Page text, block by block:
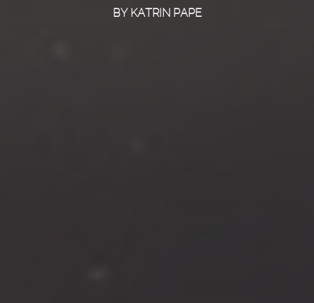
BY KATRIN PAPE